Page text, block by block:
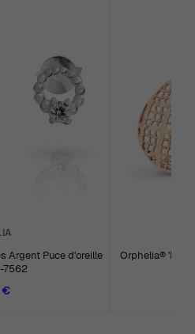
Argent Puce d'oreille
7562
€
Orphelia®